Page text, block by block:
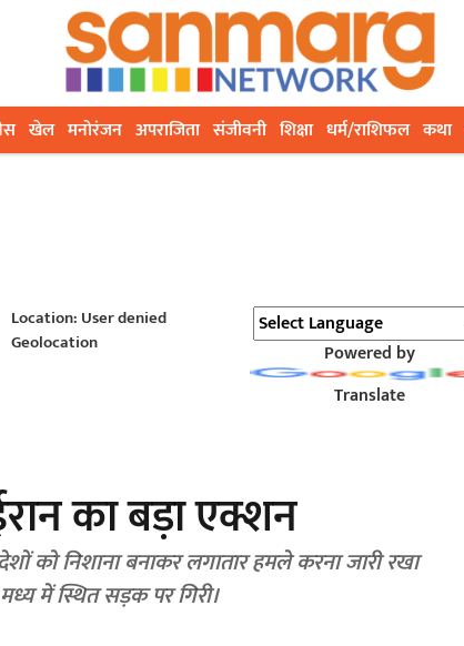
खेल मनोरंजन अपराजिता संजीवनी शिक्षा धर्म/राशिफल कथा
Location: User denied
Geolocation
Powered by
Translate
का बड़ा एक्शन
को निशाना बनाकर लगातार हमले करना जारी रखा
में स्थित सड़क पर गिरी।